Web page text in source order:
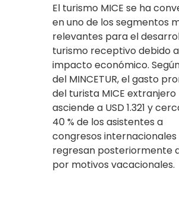
El turismo MICE se ha
en uno de los segmentos
relevantes para el
turismo receptivo debido
impacto económico.
del MINCETUR, el gasto
del turista MICE extranjero
asciende a USD 1.321 y
40 % de los asistentes a
congresos internacionales
regresan posteriormente
por motivos vacacionales.